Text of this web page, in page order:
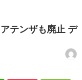
テンザも廃止 デ